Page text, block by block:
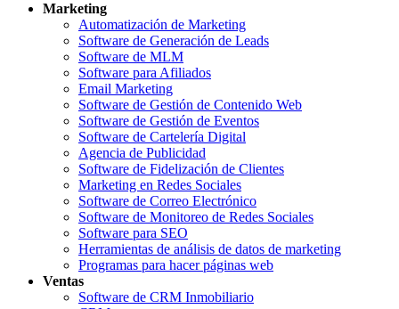
Marketing
Automatización de Marketing
Software de Generación de Leads
Software de MLM
Software para Afiliados
Email Marketing
Software de Gestión de Contenido Web
Software de Gestión de Eventos
Software de Cartelería Digital
Agencia de Publicidad
Software de Fidelización de Clientes
Marketing en Redes Sociales
Software de Correo Electrónico
Software de Monitoreo de Redes Sociales
Software para SEO
Herramientas de análisis de datos de marketing
Programas para hacer páginas web
Ventas
Software de CRM Inmobiliario